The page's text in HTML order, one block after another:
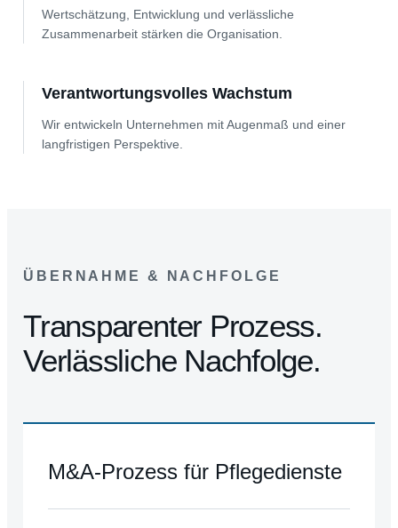
Wertschätzung, Entwicklung und verlässliche
Zusammenarbeit stärken die Organisation.
Verantwortungsvolles Wachstum
Wir entwickeln Unternehmen mit Augenmaß und einer
langfristigen Perspektive.
ÜBERNAHME & NACHFOLGE
Transparenter Prozess.
Verlässliche Nachfolge.
M&A-Prozess für Pflegedienste